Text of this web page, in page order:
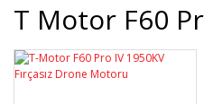
T Motor F60